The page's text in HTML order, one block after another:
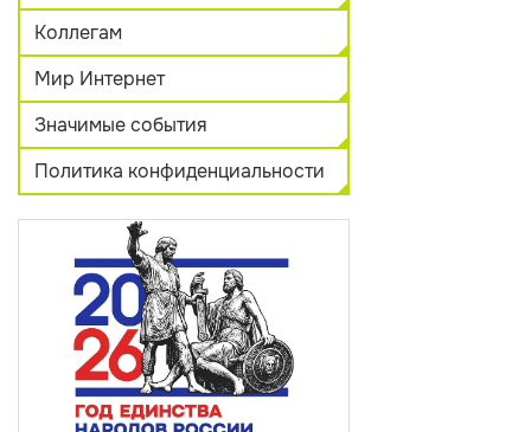
Коллегам
Мир Интернет
Значимые события
Политика конфиденциальности